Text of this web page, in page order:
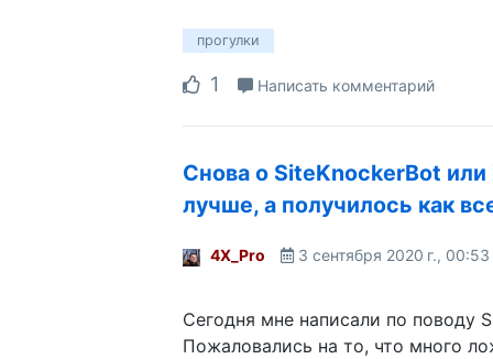
прогулки
1 Написать комментарий
Снова о SiteKnockerBot или
лучше, а получилось как
4X_Pro 3 сентября 2020 г., 00:53
Сегодня мне написали по поводу
Пожаловались на то, что много